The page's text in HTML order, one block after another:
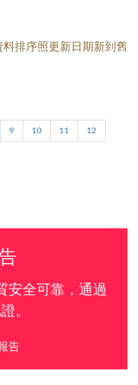
料排序照更新日期新到舊
9 10 11 12
安全可靠，通過
。
告